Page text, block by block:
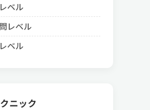
ベル
レベル
ベル
ニック